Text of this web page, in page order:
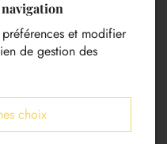
et modifier
de gestion des
choix